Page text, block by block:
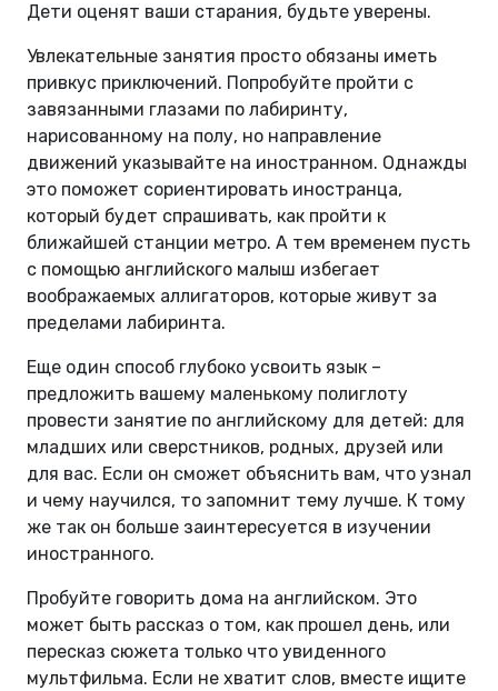
Дети оценят ваши старания, будьте уверены.
Увлекательные занятия просто обязаны иметь
привкус приключений. Попробуйте пройти с
завязанными глазами по лабиринту,
нарисованному на полу, но направление
движений указывайте на иностранном. Однажды
это поможет сориентировать иностранца,
который будет спрашивать, как пройти к
ближайшей станции метро. А тем временем пусть
с помощью английского малыш избегает
воображаемых аллигаторов, которые живут за
пределами лабиринта.
Еще один способ глубоко усвоить язык –
предложить вашему маленькому полиглоту
провести занятие по английскому для детей: для
младших или сверстников, родных, друзей или
для вас. Если он сможет объяснить вам, что узнал
и чему научился, то запомнит тему лучше. К тому
же так он больше заинтересуется в изучении
иностранного.
Пробуйте говорить дома на английском. Это
может быть рассказ о том, как прошел день, или
пересказ сюжета только что увиденного
мультфильма. Если не хватит слов, вместе ищите